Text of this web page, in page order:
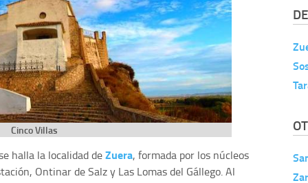
Cinco Villas
halla la localidad deZuera, formada por los núcleos
Ontinar de Salz y Las Lomas del Gállego. Al